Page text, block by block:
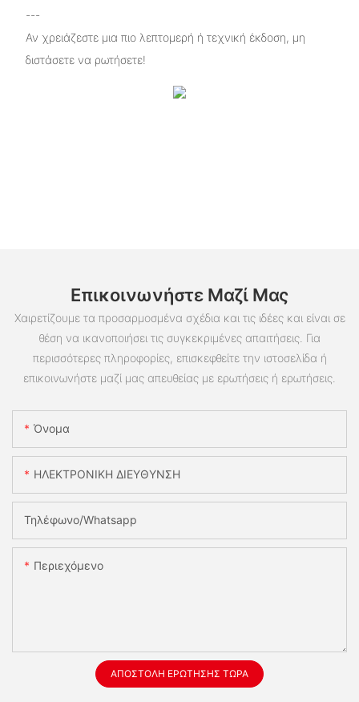
---
Αν χρειάζεστε μια πιο λεπτομερή ή τεχνική έκδοση, μη
διστάσετε να ρωτήσετε!
Επικοινωνήστε Μαζί Μας
Χαιρετίζουμε τα προσαρμοσμένα σχέδια και τις ιδέες και είναι σε
θέση να ικανοποιήσει τις συγκεκριμένες απαιτήσεις. Για
περισσότερες πληροφορίες, επισκεφθείτε την ιστοσελίδα ή
επικοινωνήστε μαζί μας απευθείας με ερωτήσεις ή ερωτήσεις.
Όνομα
ΗΛΕΚΤΡΟΝΙΚΗ ΔΙΕΥΘΥΝΣΗ
Τηλέφωνο/whatsapp
Περιεχόμενο
ΑΠΟΣΤΟΛΉ ΕΡΏΤΗΣΗΣ ΤΏΡΑ